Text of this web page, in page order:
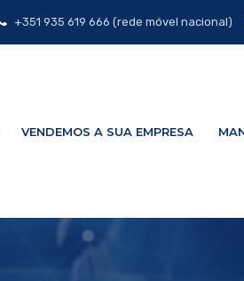
+351 935 619 666 (rede móvel nacional)
VENDEMOS A SUA EMPRESA